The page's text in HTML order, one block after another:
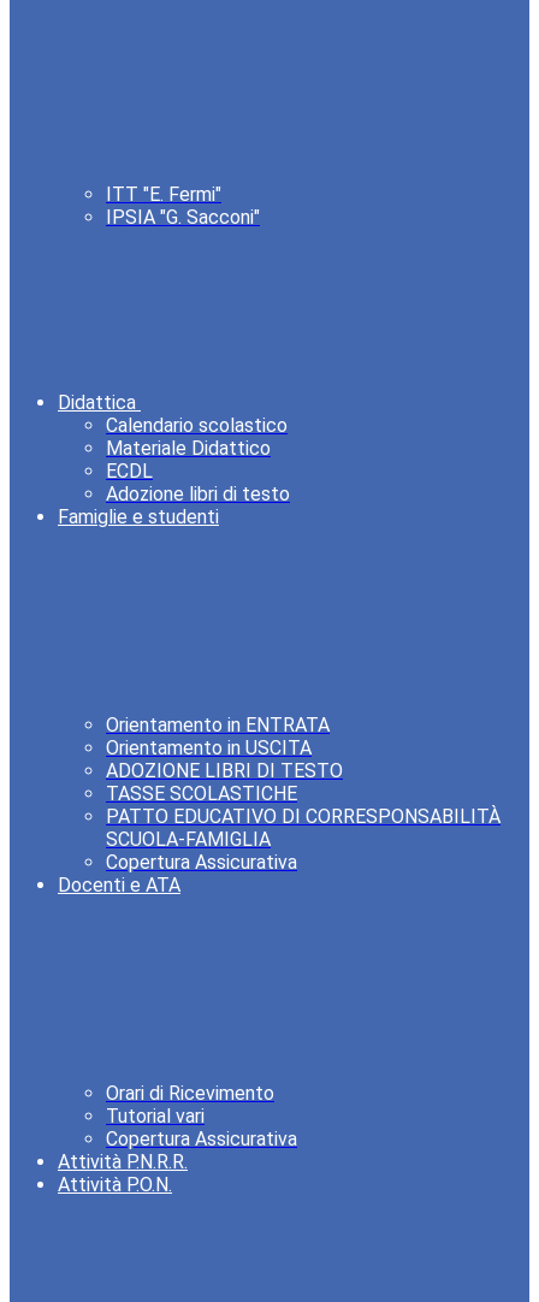
ITT "E. Fermi"
IPSIA "G. Sacconi"
Didattica
Calendario scolastico
Materiale Didattico
ECDL
Adozione libri di testo
Famiglie e studenti
Orientamento in ENTRATA
Orientamento in USCITA
ADOZIONE LIBRI DI TESTO
TASSE SCOLASTICHE
PATTO EDUCATIVO DI CORRESPONSABILITÀ
SCUOLA-FAMIGLIA
Copertura Assicurativa
Docenti e ATA
Orari di Ricevimento
Tutorial vari
Copertura Assicurativa
Attività P.N.R.R.
Attività P.O.N.